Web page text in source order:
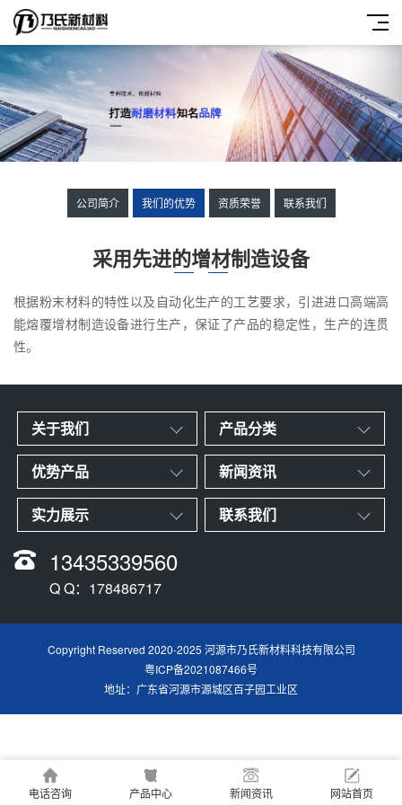
公司简介 我们的优势 资质荣誉 联系我们
采用先进的增材制造设备
根据粉末材料的特性以及自动化生产的工艺要求，引进进口高端高
能熔覆增材制造设备进行生产，保证了产品的稳定性，生产的连贯
性。
关于我们 产品分类
优势产品 新闻资讯
实力展示 联系我们
13435339560
Q Q：178486717
Copyright Reserved 2020-2025 河源市乃氏新材料科技有限公司
粤ICP备2021087466号
地址：广东省河源市源城区百子园工业区
电话咨询 产品中心 新闻资讯 网站首页